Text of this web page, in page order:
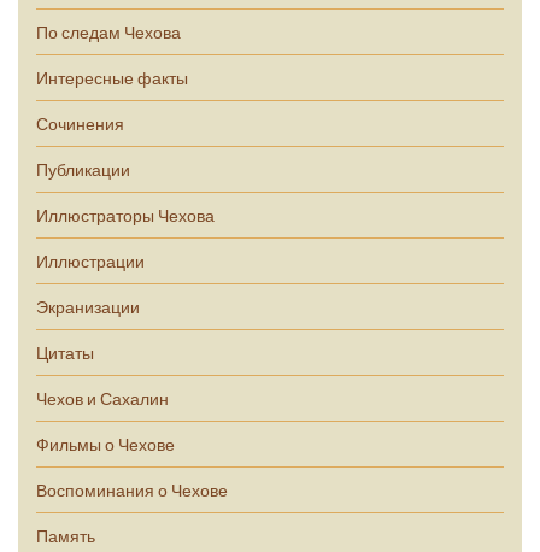
По следам Чехова
Интересные факты
Сочинения
Публикации
Иллюстраторы Чехова
Иллюстрации
Экранизации
Цитаты
Чехов и Сахалин
Фильмы о Чехове
Воспоминания о Чехове
Память